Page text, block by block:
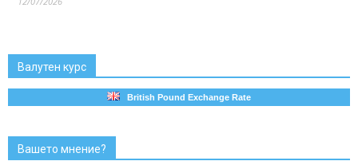
Валутен курс
British Pound Exchange Rate
Вашето мнение?